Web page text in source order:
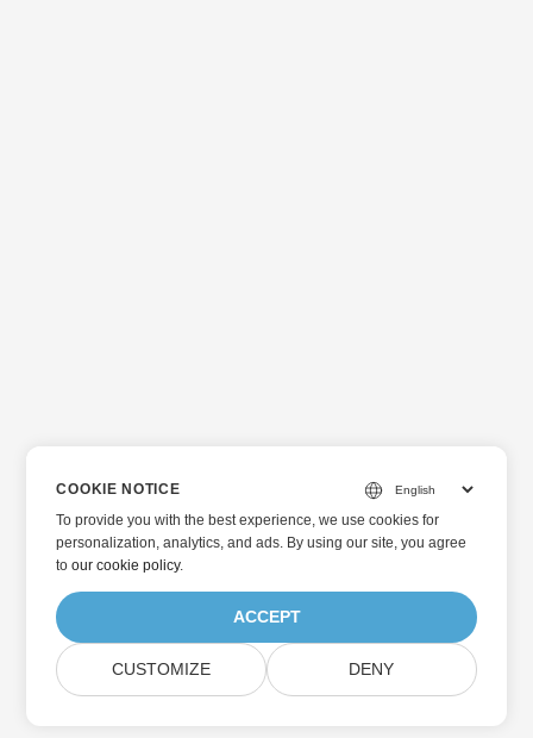
COOKIE NOTICE
To provide you with the best experience, we use cookies for
personalization, analytics, and ads. By using our site, you agree
toour cookie policy.
ACCEPT
CUSTOMIZE DENY